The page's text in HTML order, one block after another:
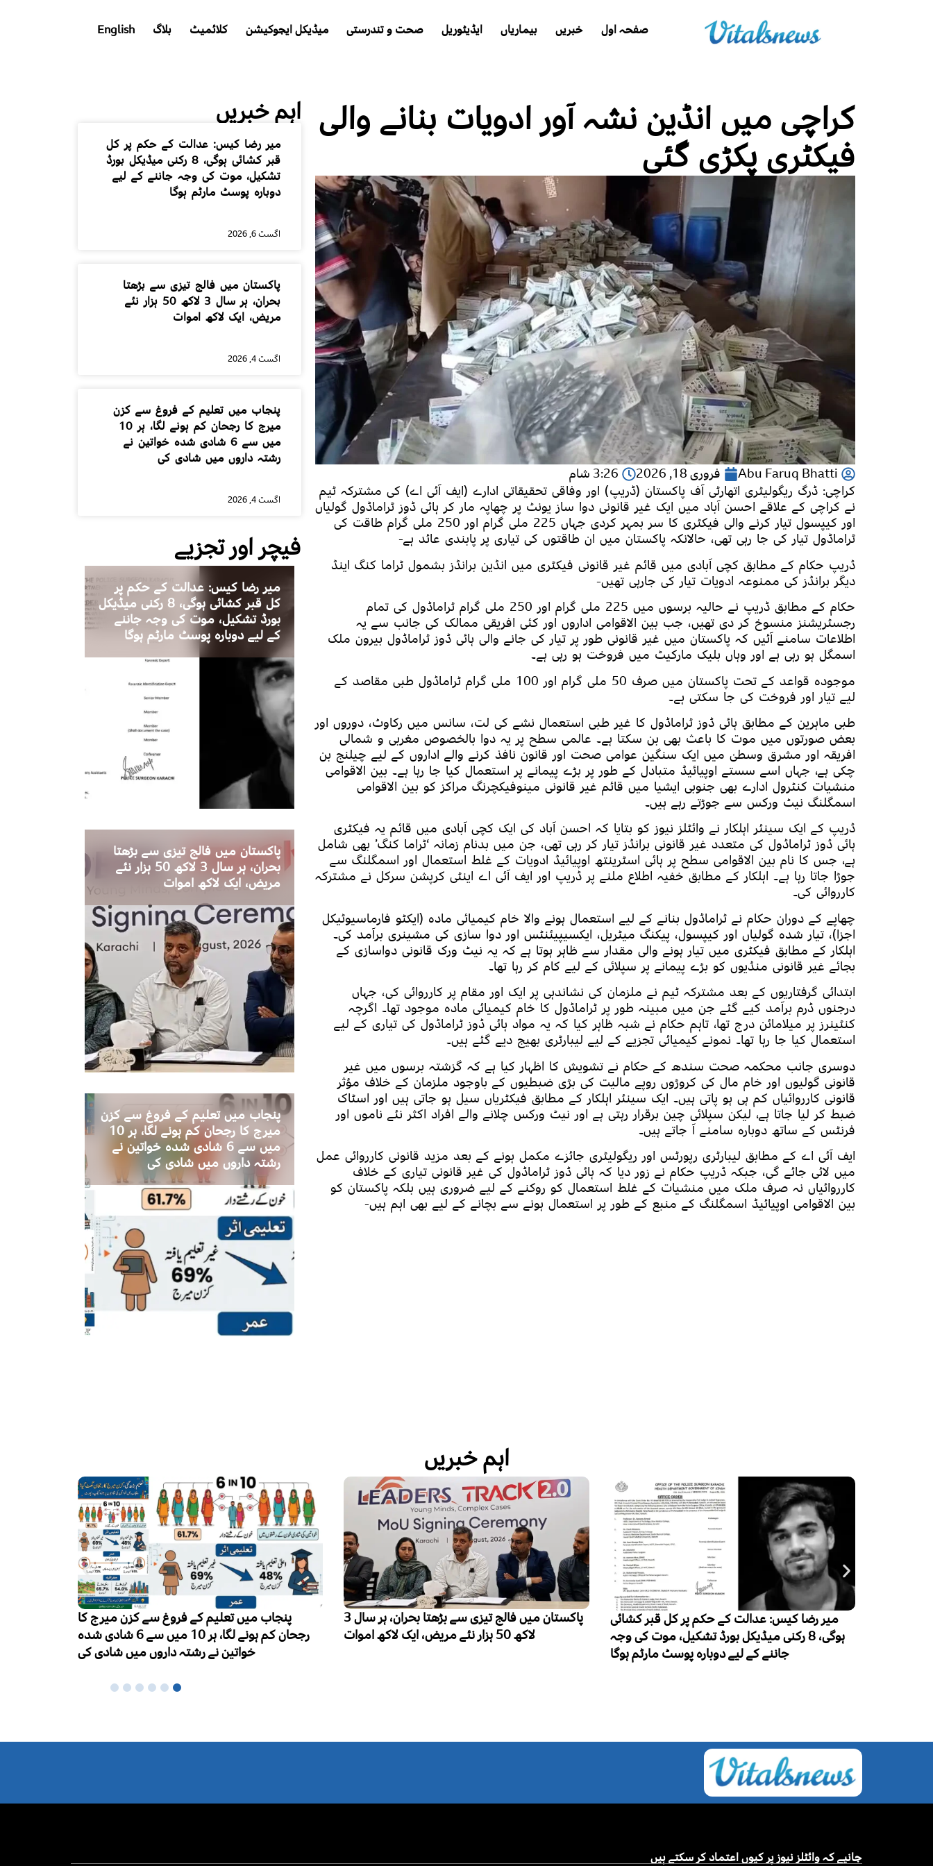
صفحہ اول خبریں بیماریاں ایڈیٹوریل صحت و تندرستی میڈیکل ایجوکیشن کلائمیٹ بلاگ English
کراچی میں انڈین نشہ آور ادویات بنانے والی
فیکٹری پکڑی گئی
Abu Faruq Bhatti فروری 18, 2026
3:26 شام
کراچی: ڈرگ ریگولیٹری اتھارٹی آف پاکستان (ڈریپ) اور وفاقی تحقیقاتی ادارے (ایف آئی اے) کی مشترکہ ٹیم
نے کراچی کے علاقے احسن آباد میں ایک غیر قانونی دوا ساز یونٹ پر چھاپہ مار کر ہائی ڈوز ٹراماڈول گولیاں
اور کیپسول تیار کرنے والی فیکٹری کا سر بمہر کردی جہاں 225 ملی گرام اور 250 ملی گرام طاقت کی
ٹراماڈول تیار کی جا رہی تھی، حالانکہ پاکستان میں ان طاقتوں کی تیاری پر پابندی عائد ہے-
ڈریپ حکام کے مطابق کچی آبادی میں قائم غیر قانونی فیکٹری میں انڈین برانڈز بشمول ٹراما کنگ اینڈ
دیگر برانڈز کی ممنوعہ ادویات تیار کی جارہی تھیں-
حکام کے مطابق ڈریپ نے حالیہ برسوں میں 225 ملی گرام اور 250 ملی گرام ٹراماڈول کی تمام
رجسٹریشنز منسوخ کر دی تھیں، جب بین الاقوامی اداروں اور کئی افریقی ممالک کی جانب سے یہ
اطلاعات سامنے آئیں کہ پاکستان میں غیر قانونی طور پر تیار کی جانے والی ہائی ڈوز ٹراماڈول بیرون ملک
اسمگل ہو رہی ہے اور وہاں بلیک مارکیٹ میں فروخت ہو رہی ہے۔
موجودہ قواعد کے تحت پاکستان میں صرف 50 ملی گرام اور 100 ملی گرام ٹراماڈول طبی مقاصد کے
لیے تیار اور فروخت کی جا سکتی ہے۔
طبی ماہرین کے مطابق ہائی ڈوز ٹراماڈول کا غیر طبی استعمال نشے کی لت، سانس میں رکاوٹ، دوروں اور
بعض صورتوں میں موت کا باعث بھی بن سکتا ہے۔ عالمی سطح پر یہ دوا بالخصوص مغربی و شمالی
افریقہ اور مشرق وسطیٰ میں ایک سنگین عوامی صحت اور قانون نافذ کرنے والے اداروں کے لیے چیلنج بن
چکی ہے، جہاں اسے سستے اوپیائیڈ متبادل کے طور پر بڑے پیمانے پر استعمال کیا جا رہا ہے۔ بین الاقوامی
منشیات کنٹرول ادارے بھی جنوبی ایشیا میں قائم غیر قانونی مینوفیکچرنگ مراکز کو بین الاقوامی
اسمگلنگ نیٹ ورکس سے جوڑتے رہے ہیں۔
ڈریپ کے ایک سینئر اہلکار نے وائٹلز نیوز کو بتایا کہ احسن آباد کی ایک کچی آبادی میں قائم یہ فیکٹری
ہائی ڈوز ٹراماڈول کی متعدد غیر قانونی برانڈز تیار کر رہی تھی، جن میں بدنام زمانہ ‘ٹراما کنگ’ بھی شامل
ہے، جس کا نام بین الاقوامی سطح پر ہائی اسٹرینتھ اوپیائیڈ ادویات کے غلط استعمال اور اسمگلنگ سے
جوڑا جاتا رہا ہے۔ اہلکار کے مطابق خفیہ اطلاع ملنے پر ڈریپ اور ایف آئی اے اینٹی کرپشن سرکل نے مشترکہ
کارروائی کی۔
چھاپے کے دوران حکام نے ٹراماڈول بنانے کے لیے استعمال ہونے والا خام کیمیائی مادہ (ایکٹو فارماسیوٹیکل
اجزا)، تیار شدہ گولیاں اور کیپسول، پیکنگ میٹریل، ایکسیپیئنٹس اور دوا سازی کی مشینری برآمد کی۔
اہلکار کے مطابق فیکٹری میں تیار ہونے والی مقدار سے ظاہر ہوتا ہے کہ یہ نیٹ ورک قانونی دواسازی کے
بجائے غیر قانونی منڈیوں کو بڑے پیمانے پر سپلائی کے لیے کام کر رہا تھا۔
ابتدائی گرفتاریوں کے بعد مشترکہ ٹیم نے ملزمان کی نشاندہی پر ایک اور مقام پر کارروائی کی، جہاں
درجنوں ڈرم برآمد کیے گئے جن میں مبینہ طور پر ٹراماڈول کا خام کیمیائی مادہ موجود تھا۔ اگرچہ
کنٹینرز پر میلامائن درج تھا، تاہم حکام نے شبہ ظاہر کیا کہ یہ مواد ہائی ڈوز ٹراماڈول کی تیاری کے لیے
استعمال کیا جا رہا تھا۔ نمونے کیمیائی تجزیے کے لیے لیبارٹری بھیج دیے گئے ہیں۔
دوسری جانب محکمہ صحت سندھ کے حکام نے تشویش کا اظہار کیا ہے کہ گزشتہ برسوں میں غیر
قانونی گولیوں اور خام مال کی کروڑوں روپے مالیت کی بڑی ضبطیوں کے باوجود ملزمان کے خلاف مؤثر
قانونی کارروائیاں کم ہی ہو پاتی ہیں۔ ایک سینئر اہلکار کے مطابق فیکٹریاں سیل ہو جاتی ہیں اور اسٹاک
ضبط کر لیا جاتا ہے، لیکن سپلائی چین برقرار رہتی ہے اور نیٹ ورکس چلانے والے افراد اکثر نئے ناموں اور
فرنٹس کے ساتھ دوبارہ سامنے آ جاتے ہیں۔
ایف آئی اے کے مطابق لیبارٹری رپورٹس اور ریگولیٹری جائزے مکمل ہونے کے بعد مزید قانونی کارروائی عمل
میں لائی جائے گی، جبکہ ڈریپ حکام نے زور دیا کہ ہائی ڈوز ٹراماڈول کی غیر قانونی تیاری کے خلاف
کارروائیاں نہ صرف ملک میں منشیات کے غلط استعمال کو روکنے کے لیے ضروری ہیں بلکہ پاکستان کو
بین الاقوامی اوپیائیڈ اسمگلنگ کے منبع کے طور پر استعمال ہونے سے بچانے کے لیے بھی اہم ہیں-
اہم خبریں
میر رضا کیس: عدالت کے حکم پر کل
قبر کشائی ہوگی، 8 رکنی میڈیکل بورڈ
تشکیل، موت کی وجہ جاننے کے لیے
دوبارہ پوسٹ مارٹم ہوگا
اگست 6, 2026
پاکستان میں فالج تیزی سے بڑھتا
بحران، ہر سال 3 لاکھ 50 ہزار نئے
مریض، ایک لاکھ اموات
اگست 4, 2026
پنجاب میں تعلیم کے فروغ سے کزن
میرج کا رجحان کم ہونے لگا، ہر 10
میں سے 6 شادی شدہ خواتین نے
رشتہ داروں میں شادی کی
اگست 4, 2026
فیچر اور تجزیے
میر رضا کیس: عدالت کے حکم پر
کل قبر کشائی ہوگی، 8 رکنی میڈیکل
بورڈ تشکیل، موت کی وجہ جاننے
کے لیے دوبارہ پوسٹ مارٹم ہوگا
پاکستان میں فالج تیزی سے بڑھتا
بحران، ہر سال 3 لاکھ 50 ہزار نئے
مریض، ایک لاکھ اموات
پنجاب میں تعلیم کے فروغ سے کزن
میرج کا رجحان کم ہونے لگا، ہر 10
میں سے 6 شادی شدہ خواتین نے
رشتہ داروں میں شادی کی
اہم خبریں
حکم پر کل قبر کشائی
بورڈ تشکیل، موت کی وجہ
پاکستان میں فالج تیزی سے بڑھتا بحران، ہر سال 3
لاکھ 50 ہزار نئے مریض، ایک لاکھ اموات
پنجاب میں تعلیم کے فروغ سے کزن میرج کا
رجحان کم ہونے لگا، ہر 10 میں سے 6 شادی شدہ
ورلڈ بریسٹ فیڈنگ ویک کا آغاز، ماں کا دودھ
نومولود بچوں کی بہترین غذا قرار
جانیے کہ وائٹلز نیوز پر کیوں اعتماد کر سکتے ہیں